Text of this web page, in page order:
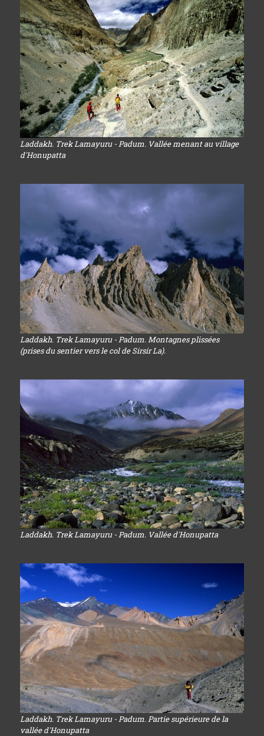
Laddakh. Trek Lamayuru - Padum. Vallée menant au village
d'Honupatta
Laddakh. Trek Lamayuru - Padum. Montagnes plissées
(prises du sentier vers le col de Sirsir La).
Laddakh. Trek Lamayuru - Padum. Vallée d'Honupatta
Laddakh. Trek Lamayuru - Padum. Partie supérieure de la
vallée d'Honupatta